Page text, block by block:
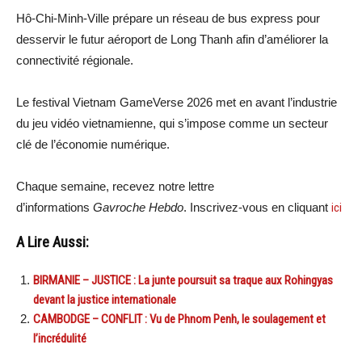
Hô-Chi-Minh-Ville prépare un réseau de bus express pour
desservir le futur aéroport de Long Thanh afin d’améliorer la
connectivité régionale.
Le festival Vietnam GameVerse 2026 met en avant l’industrie
du jeu vidéo vietnamienne, qui s’impose comme un secteur
clé de l’économie numérique.
Chaque semaine, recevez notre lettre
d’informations Gavroche Hebdo. Inscrivez-vous en cliquant ici
A Lire Aussi:
BIRMANIE – JUSTICE : La junte poursuit sa traque aux Rohingyas
devant la justice internationale
CAMBODGE – CONFLIT : Vu de Phnom Penh, le soulagement et
l’incrédulité